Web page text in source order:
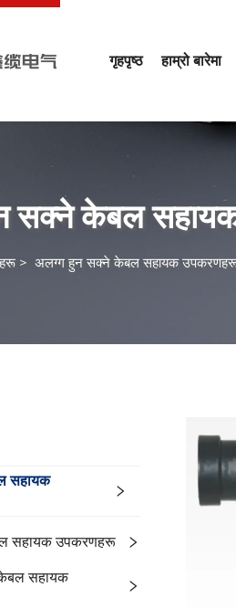
गृहपृष्ठ हाम्रो बारेमा
सक्ने केबल
> अलग्ग हुन सक्ने केबल सहायक
सहायक
सहायक उपकरणहरू
सहायक